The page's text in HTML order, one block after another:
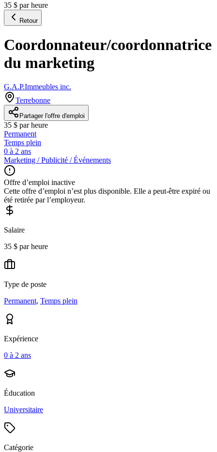
35 $ par heure
Retour
Coordonnateur/coordonnatrice
du marketing
G.A.P.Immeubles inc.
Terrebonne
Partager l'offre d'emploi
35 $ par heure
Permanent
Temps plein
0 à 2 ans
Marketing / Publicité / Événements
Offre d’emploi inactive
Cette offre d’emploi n’est plus disponible. Elle a peut-être expiré ou
été retirée par l’employeur.
Salaire
35 $ par heure
Type de poste
Permanent, Temps plein
Expérience
0 à 2 ans
Éducation
Universitaire
Catégorie